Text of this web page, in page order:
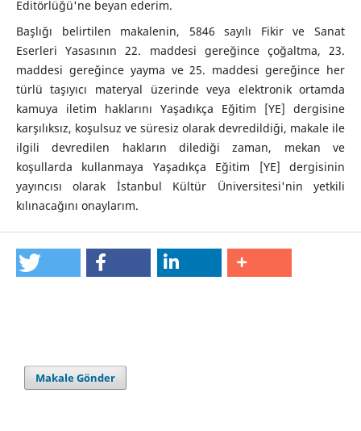
Editörlüğü'ne beyan ederim.
Başlığı belirtilen makalenin, 5846 sayılı Fikir ve Sanat
Eserleri Yasasının 22. maddesi gereğince çoğaltma, 23.
maddesi gereğince yayma ve 25. maddesi gereğince her
türlü taşıyıcı materyal üzerinde veya elektronik ortamda
kamuya iletim haklarını Yaşadıkça Eğitim [YE] dergisine
karşılıksız, koşulsuz ve süresiz olarak devredildiği, makale ile
ilgili devredilen hakların dilediği zaman, mekan ve
koşullarda kullanmaya Yaşadıkça Eğitim [YE] dergisinin
yayıncısı olarak İstanbul Kültür Üniversitesi'nin yetkili
kılınacağını onaylarım.
Makale Gönder